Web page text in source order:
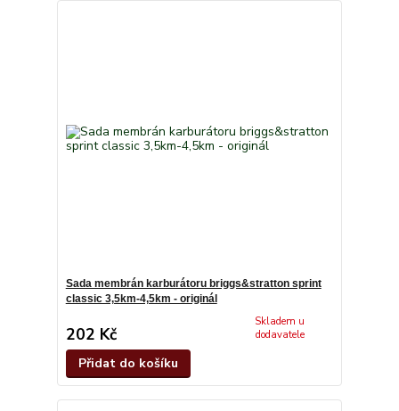
Sada membrán karburátoru briggs&stratton sprint
classic 3,5km-4,5km - originál
202 Kč
Skladem u
dodavatele
Přidat do košíku